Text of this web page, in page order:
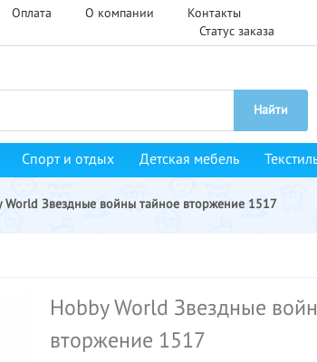
Оплата О компании
Контакты
Статус заказа
Найти
Спорт и отдых Детская мебель
World Звездные войны тайное вторжение 1517
Hobby World Звездные
вторжение 1517